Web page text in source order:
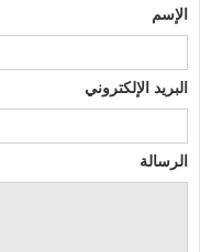
الإسم
البريد الإلكتروني
الرسالة